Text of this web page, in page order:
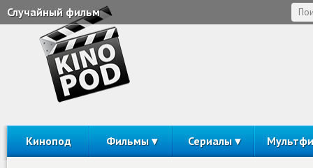
Случайный фильм
Кинопод Фильмы Сериалы